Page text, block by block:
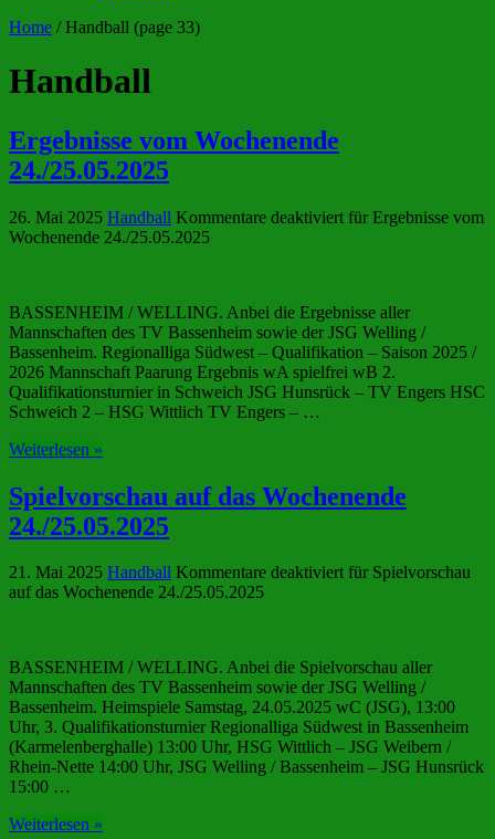
Home / Handball (page 33)
Handball
Ergebnisse vom Wochenende
24./25.05.2025
26. Mai 2025 Handball Kommentare deaktiviert für Ergebnisse vom
Wochenende 24./25.05.2025
BASSENHEIM / WELLING. Anbei die Ergebnisse aller
Mannschaften des TV Bassenheim sowie der JSG Welling /
Bassenheim. Regionalliga Südwest – Qualifikation – Saison 2025 /
2026 Mannschaft Paarung Ergebnis wA spielfrei wB 2.
Qualifikationsturnier in Schweich JSG Hunsrück – TV Engers HSC
Schweich 2 – HSG Wittlich TV Engers – …
Weiterlesen »
Spielvorschau auf das Wochenende
24./25.05.2025
21. Mai 2025 Handball Kommentare deaktiviertfür Spielvorschau
auf das Wochenende 24./25.05.2025
BASSENHEIM / WELLING. Anbei die Spielvorschau aller
Mannschaften des TV Bassenheim sowie der JSG Welling /
Bassenheim. Heimspiele Samstag, 24.05.2025 wC (JSG), 13:00
Uhr, 3. Qualifikationsturnier Regionalliga Südwest in Bassenheim
(Karmelenberghalle) 13:00 Uhr, HSG Wittlich – JSG Weibern /
Rhein-Nette 14:00 Uhr, JSG Welling / Bassenheim – JSG Hunsrück
15:00 …
Weiterlesen »